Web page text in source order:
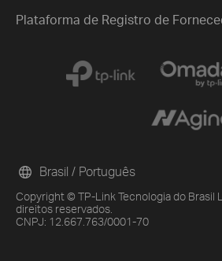
Plataforma de Registro de
Copyright © TP-Link Tecnologia do Brasil
direitos reservados.
CNPJ: 12.667.763/0001-70
Brasil / Português